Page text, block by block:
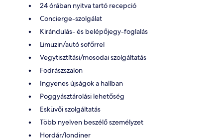
24 órában nyitva tartó recepció
Concierge-szolgálat
Kirándulás- és belépőjegy-foglalás
Limuzin/autó sofőrrel
Vegytisztítási/mosodai szolgáltatás
Fodrászszalon
Ingyenes újságok a hallban
Poggyásztárolási lehetőség
Esküvői szolgáltatás
Több nyelven beszélő személyzet
Hordár/londiner